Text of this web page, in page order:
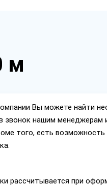
м
Вы можете найти
звонок нашим менеджерам
того, есть
рассчитывается при